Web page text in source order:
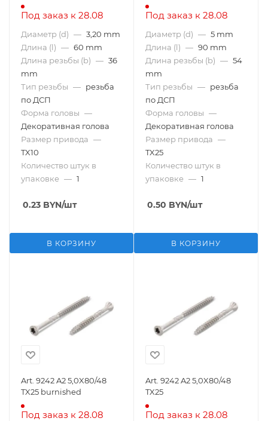
Под заказ к 28.08
Диаметр (d) — 3,20 mm
Длина (l) — 60 mm
Длина резьбы (b) — 36
mm
Тип резьбы — резьба
по ДСП
Форма головы —
Декоративная голова
Размер привода —
TX10
Количество штук в
упаковке — 1
0.23 BYN/шт
В КОРЗИНУ
Под заказ к 28.08
Диаметр (d) — 5 mm
Длина (l) — 90 mm
Длина резьбы (b) — 54
mm
Тип резьбы — резьба
по ДСП
Форма головы —
Декоративная голова
Размер привода —
TX25
Количество штук в
упаковке — 1
0.50 BYN/шт
В КОРЗИНУ
Art. 9242 A2 5,0X80/48
TX25 burnished
Под заказ к 28.08
Art. 9242 A2 5,0X80/48
TX25
Под заказ к 28.08